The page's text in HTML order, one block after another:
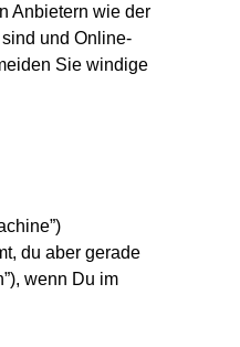
Anbietern wie der
und Online-
Sie windige
du aber gerade
wenn Du im